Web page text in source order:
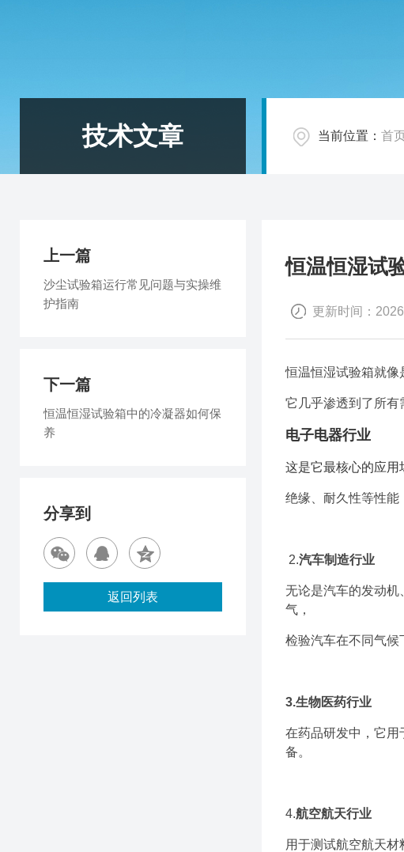
技术文章 当前位置： 首
恒温恒湿试
更新时间：
恒温恒湿试验箱就像
它几乎渗透到了所有
电子电器行业
这是它最核心的应用
绝缘、耐久性等性能
2.汽车制造行业
无论是汽车的发动机
气，
检验汽车在不同气候
3.生物医药行业
在药品研发中，它用
备。
4.航空航天行业
用于测试航空航天材
上一篇
沙尘试验箱运行常见问题与实操维
护指南
下一篇
恒温恒湿试验箱中的冷凝器如何保
养
分享到
返回列表